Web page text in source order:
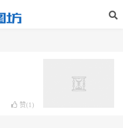
赞(1 )